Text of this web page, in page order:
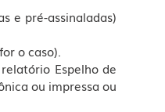
e pré-assinaladas)
o caso).
Espelho de
ou impressa ou